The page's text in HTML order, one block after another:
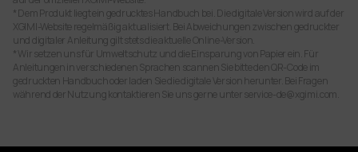
* Dem Produkt liegt ein gedrucktes Handbuch bei. Die digitale Version wird auf der
XGIMI-Website regelmäßig aktualisiert. Bei Abweichungen zwischen gedruckter
und digitaler Anleitung gilt stets die aktuelle Online-Version.
* Wir setzen uns für Umweltschutz und die Einsparung von Papier ein. Für
Anleitungen in verschiedenen Sprachen scannen Sie bitte den QR-Code im
gedruckten Handbuch oder laden Sie die digitale Version herunter. Bei Fragen
während der Nutzung kontaktieren Sie uns gerne unter service-de@xgimi.com.